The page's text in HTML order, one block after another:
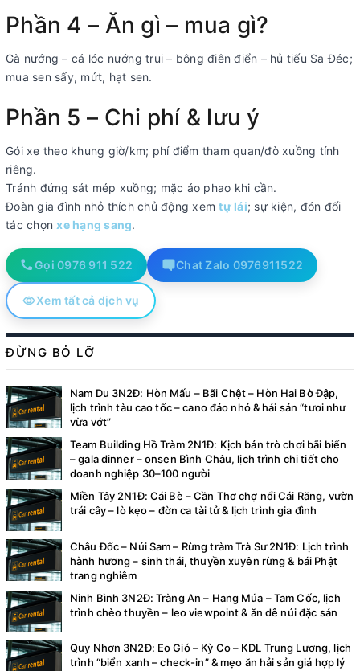
Phần 4 – Ăn gì – mua gì?
Gà nướng – cá lóc nướng trui – bông điên điển – hủ tiếu Sa Đéc;
mua sen sấy, mứt, hạt sen.
Phần 5 – Chi phí & lưu ý
Gói xe theo khung giờ/km; phí điểm tham quan/đò xuồng tính
riêng.
Tránh đứng sát mép xuồng; mặc áo phao khi cần.
Đoàn gia đình nhỏ thích chủ động xemtự lái; sự kiện, đón đối
tác chọnxe hạng sang.
Gọi 0976 911 522 Chat Zalo 0976911522
Xem tất cả dịch vụ
ĐỪNG BỎ LỠ
Nam Du 3N2Đ: Hòn Mấu – Bãi Chệt – Hòn Hai Bờ Đập,
lịch trình tàu cao tốc – cano đảo nhỏ & hải sản “tươi như
vừa vớt”
Team Building Hồ Tràm 2N1Đ: Kịch bản trò chơi bãi biển
– gala dinner – onsen Bình Châu, lịch trình chi tiết cho
doanh nghiệp 30–100 người
Miền Tây 2N1Đ: Cái Bè – Cần Thơ chợ nổi Cái Răng, vườn
trái cây – lò kẹo – đờn ca tài tử & lịch trình gia đình
Châu Đốc – Núi Sam – Rừng tràm Trà Sư 2N1Đ: Lịch trình
hành hương – sinh thái, thuyền xuyên rừng & bái Phật
trang nghiêm
Ninh Bình 3N2Đ: Tràng An – Hang Múa – Tam Cốc, lịch
trình chèo thuyền – leo viewpoint & ăn dê núi đặc sản
Quy Nhơn 3N2Đ: Eo Gió – Kỳ Co – KDL Trung Lương, lịch
trình “biển xanh – check-in” & mẹo ăn hải sản giá hợp lý